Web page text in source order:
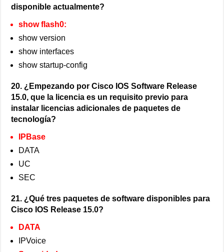
disponible actualmente?
show flash0:
show version
show interfaces
show startup-config
20. ¿Empezando por Cisco IOS Software Release
15.0, que la licencia es un requisito previo para
instalar licencias adicionales de paquetes de
tecnología?
IPBase
DATA
UC
SEC
21. ¿Qué tres paquetes de software disponibles para
Cisco IOS Release 15.0?
DATA
IPVoice